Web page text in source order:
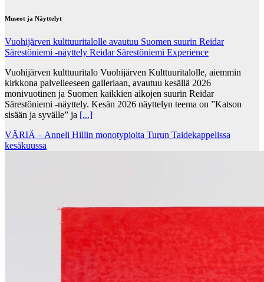
Museot ja Näyttelyt
Vuohijärven kulttuuritalolle avautuu Suomen suurin Reidar
Särestöniemi -näyttely Reidar Särestöniemi Experience
Vuohijärven kulttuuritalo Vuohijärven Kulttuuritalolle, aiemmin
kirkkona palvelleeseen galleriaan, avautuu kesällä 2026
monivuotinen ja Suomen kaikkien aikojen suurin Reidar
Särestöniemi -näyttely. Kesän 2026 näyttelyn teema on ”Katson
sisään ja syvälle” ja [...]
VÄRIÄ – Anneli Hillin monotypioita Turun Taidekappelissa
kesäkuussa